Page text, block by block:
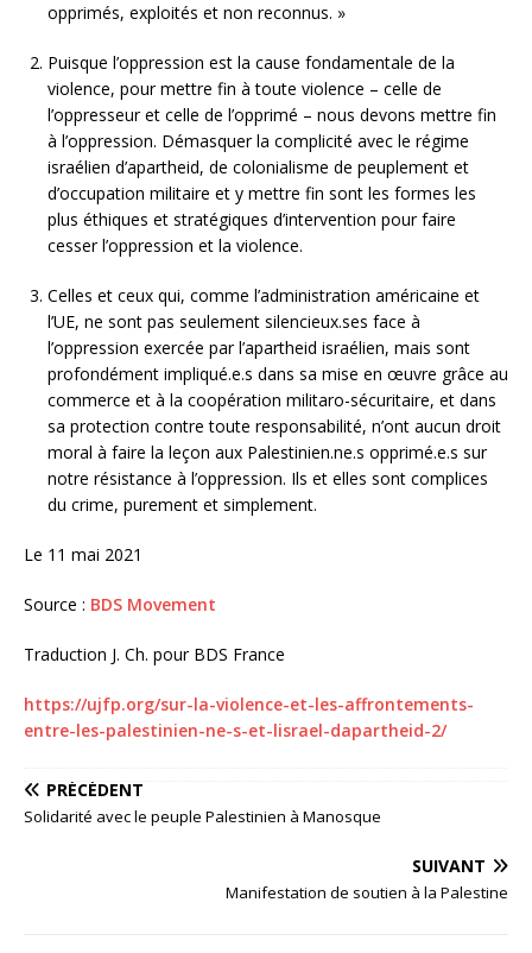
opprimés, exploités et non reconnus. »
Puisque l’oppression est la cause fondamentale de la
violence, pour mettre fin à toute violence – celle de
l’oppresseur et celle de l’opprimé – nous devons mettre fin
à l’oppression. Démasquer la complicité avec le régime
israélien d’apartheid, de colonialisme de peuplement et
d’occupation militaire et y mettre fin sont les formes les
plus éthiques et stratégiques d’intervention pour faire
cesser l’oppression et la violence.
Celles et ceux qui, comme l’administration américaine et
l’UE, ne sont pas seulement silencieux.ses face à
l’oppression exercée par l’apartheid israélien, mais sont
profondément impliqué.e.s dans sa mise en œuvre grâce au
commerce et à la coopération militaro-sécuritaire, et dans
sa protection contre toute responsabilité, n’ont aucun droit
moral à faire la leçon aux Palestinien.ne.s opprimé.e.s sur
notre résistance à l’oppression. Ils et elles sont complices
du crime, purement et simplement.
Le 11 mai 2021
Source : BDS Movement
Traduction J. Ch. pour BDS France
https://ujfp.org/sur-la-violence-et-les-affrontements-
entre-les-palestinien-ne-s-et-lisrael-dapartheid-2/
PRÉCÉDENT
Solidarité avec le peuple Palestinien à Manosque
SUIVANT
Manifestation de soutien à la Palestine